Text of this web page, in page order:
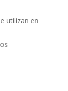
utilizan en